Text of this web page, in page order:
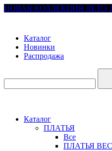
НОВАЯ КОЛЛЕКЦИЯ ЛЕТО
Каталог
Новинки
Распродажа
Каталог
ПЛАТЬЯ
Все
ПЛАТЬЯ